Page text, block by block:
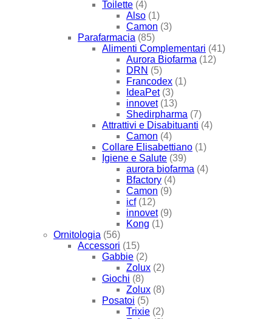
Toilette (4)
Also (1)
Camon (3)
Parafarmacia (85)
Alimenti Complementari (41)
Aurora Biofarma (12)
DRN (5)
Francodex (1)
IdeaPet (3)
innovet (13)
Shedirpharma (7)
Attrattivi e Disabituanti (4)
Camon (4)
Collare Elisabettiano (1)
Igiene e Salute (39)
aurora biofarma (4)
Bfactory (4)
Camon (9)
icf (12)
innovet (9)
Kong (1)
Ornitologia (56)
Accessori (15)
Gabbie (2)
Zolux (2)
Giochi (8)
Zolux (8)
Posatoi (5)
Trixie (2)